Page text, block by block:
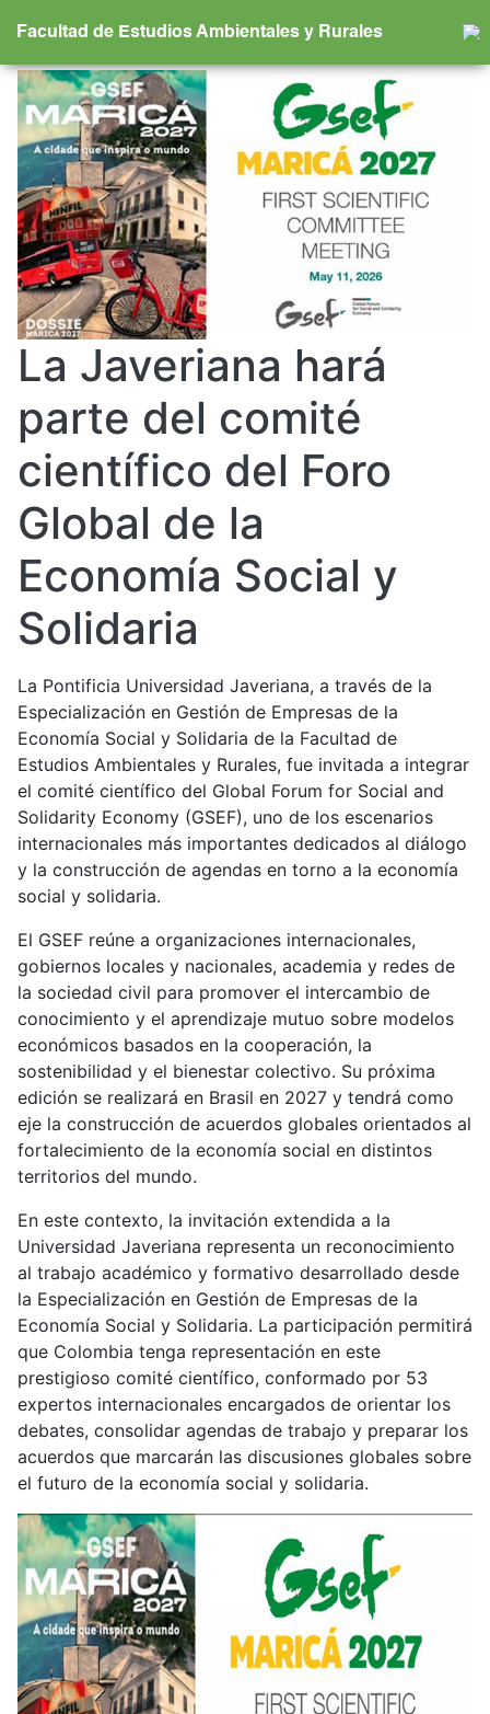
Saltar al contenido principal
Facultad de Estudios Ambientales y Rurales
fear - noticia - Estudios
La Javeriana hará
parte del comité
científico del Foro
Global de la
Economía Social y
Solidaria
La Pontificia Universidad Javeriana, a través de la
Especialización en Gestión de Empresas de la
Economía Social y Solidaria de la Facultad de
Estudios Ambientales y Rurales, fue invitada a integrar
el comité científico del Global Forum for Social and
Solidarity Economy (GSEF), uno de los escenarios
internacionales más importantes dedicados al diálogo
y la construcción de agendas en torno a la economía
social y solidaria.
El GSEF reúne a organizaciones internacionales,
gobiernos locales y nacionales, academia y redes de
la sociedad civil para promover el intercambio de
conocimiento y el aprendizaje mutuo sobre modelos
económicos basados en la cooperación, la
sostenibilidad y el bienestar colectivo. Su próxima
edición se realizará en Brasil en 2027 y tendrá como
eje la construcción de acuerdos globales orientados al
fortalecimiento de la economía social en distintos
territorios del mundo.
En este contexto, la invitación extendida a la
Universidad Javeriana representa un reconocimiento
al trabajo académico y formativo desarrollado desde
la Especialización en Gestión de Empresas de la
Economía Social y Solidaria. La participación permitirá
que Colombia tenga representación en este
prestigioso comité científico, conformado por 53
expertos internacionales encargados de orientar los
debates, consolidar agendas de trabajo y preparar los
acuerdos que marcarán las discusiones globales sobre
el futuro de la economía social y solidaria.